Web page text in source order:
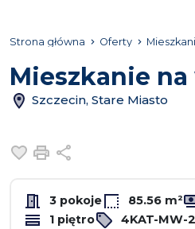
Strona główna Oferty
Mieszkanie
Szczecin, Stare Miasto
Dodaj do ulubionych
Drukuj
3 pokoje 85.56 m²
1 piętro 4KAT-MW-